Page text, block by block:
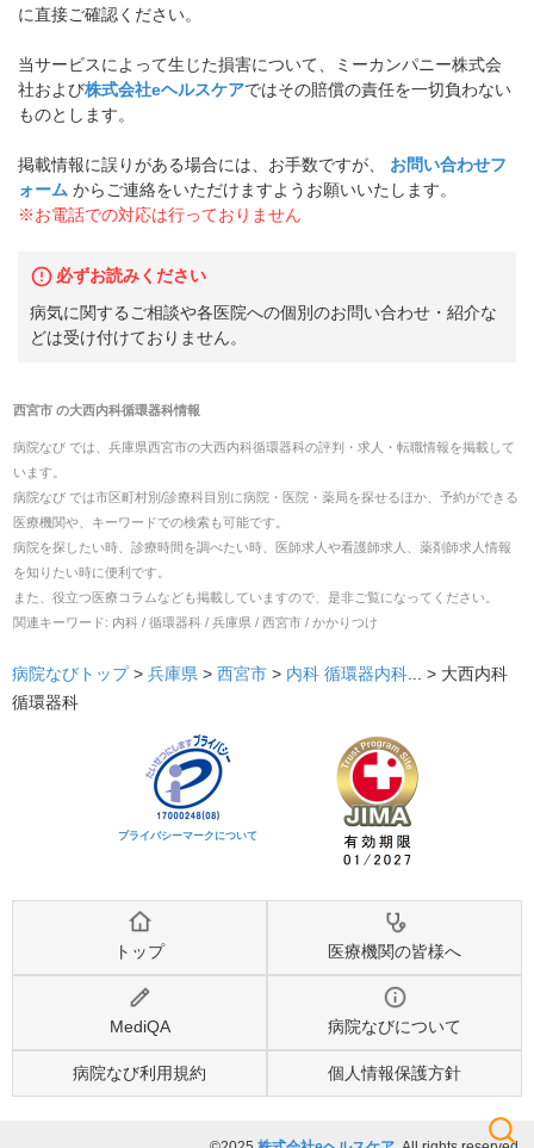
に直接ご確認ください。
当サービスによって生じた損害について、ミーカンパニー株式会
社および株式会社eヘルスケアではその賠償の責任を一切負わない
ものとします。
掲載情報に誤りがある場合には、お手数ですが、
お問い合わせフ
ォーム からご連絡をいただけますようお願いいたします。
※お電話での対応は行っておりません
必ずお読みください
病気に関するご相談や各医院への個別のお問い合わせ・紹介な
どは受け付けておりません。
西宮市の大西内科循環器科情報
病院なび では、 兵庫県西宮市の大西内科循環器科の評判・求人・転職情報を掲載して
います。
病院なび では市区町村別/診療科目別に病院・医院・薬局を探せるほか、予約ができる
医療機関や、キーワードでの検索も可能です。
病院を探したい時、診療時間を調べたい時、医師求人や看護師求人、薬剤師求人情報
を知りたい時に便利です。
また、役立つ医療コラムなども掲載していますので、是非ご覧になってください。
関連キーワード: 内科 / 循環器科 / 兵庫県 / 西宮市 / かかりつけ
病院なびトップ > 兵庫県 > 西宮市 > 内科 循環器内科... > 大西内科
循環器科
プライバシーマークについて
トップ 医療機関の皆様へ
MediQA 病院なびについて
病院なび利用規約 個人情報保護方針